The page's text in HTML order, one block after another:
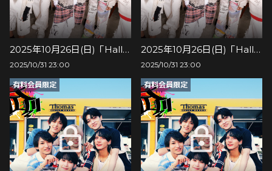
2025年10月26日(日)「Halloween Night」
2025/10/31 23:00
2025年10月26日(日)「Halloween Daylight」
2025/10/31 23:00
有料会員限定 有料会員限定